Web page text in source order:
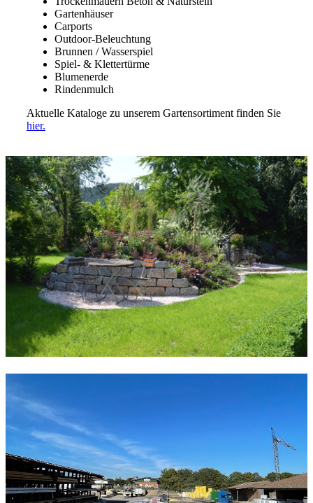
Gartenhäuser
Carports
Outdoor-Beleuchtung
Brunnen / Wasserspiel
Spiel- & Klettertürme
Blumenerde
Rindenmulch
Aktuelle Kataloge zu unserem Gartensortiment finden Sie
hier.